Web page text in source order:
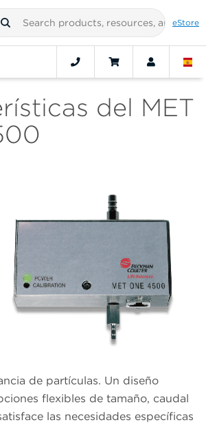
eStore
del MET
de partículas. Un diseño
flexibles de tamaño, caudal
las necesidades específicas